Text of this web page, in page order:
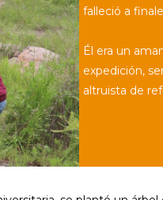
falleció a
Él era un
expedición,
altruista de